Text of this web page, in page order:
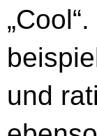
und